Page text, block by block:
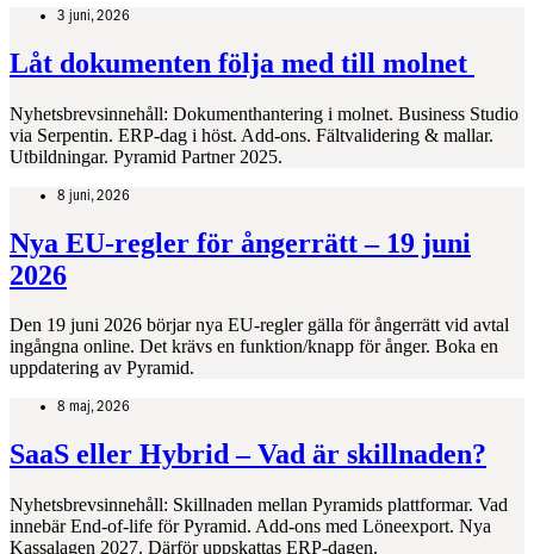
3 juni, 2026
Låt dokumenten följa med till molnet
Nyhetsbrevsinnehåll: Dokumenthantering i molnet. Business Studio
via Serpentin. ERP-dag i höst. Add-ons. Fältvalidering & mallar.
Utbildningar. Pyramid Partner 2025.
8 juni, 2026
Nya EU‑regler för ångerrätt – 19 juni
2026
Den 19 juni 2026 börjar nya EU‑regler gälla för ångerrätt vid avtal
ingångna online. Det krävs en funktion/knapp för ånger. Boka en
uppdatering av Pyramid.
8 maj, 2026
SaaS eller Hybrid – Vad är skillnaden?
Nyhetsbrevsinnehåll: Skillnaden mellan Pyramids plattformar. Vad
innebär End-of-life för Pyramid. Add-ons med Löneexport. Nya
Kassalagen 2027. Därför uppskattas ERP-dagen.